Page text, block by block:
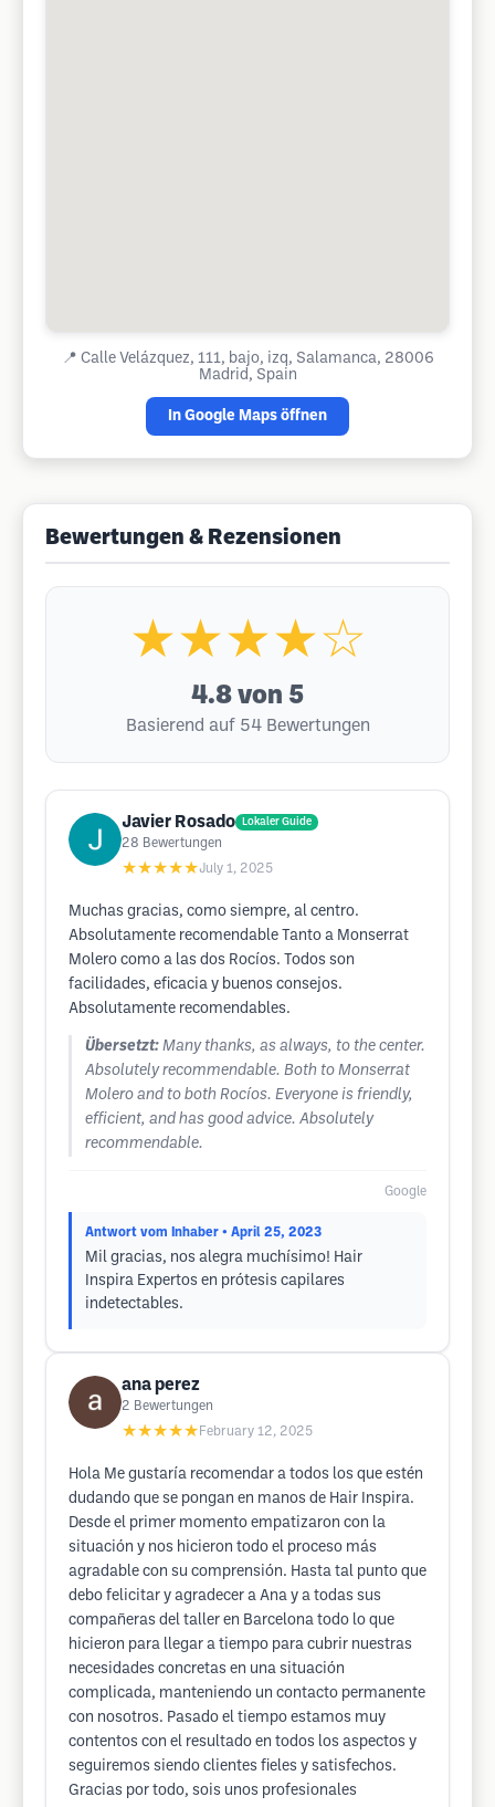
📍 Calle Velázquez, 111, bajo, izq, Salamanca, 28006
Madrid, Spain
In Google Maps öffnen
Bewertungen & Rezensionen
★★★★☆
4.8 von 5
Basierend auf 54 Bewertungen
Javier Rosado Lokaler Guide
28 Bewertungen
★★★★★July 1, 2025
Muchas gracias, como siempre, al centro.
Absolutamente recomendable Tanto a Monserrat
Molero como a las dos Rocíos. Todos son
facilidades, eficacia y buenos consejos.
Absolutamente recomendables.
Übersetzt: Many thanks, as always, to the center.
Absolutely recommendable. Both to Monserrat
Molero and to both Rocíos. Everyone is friendly,
efficient, and has good advice. Absolutely
recommendable.
Google
Antwort vom Inhaber • April 25, 2023
Mil gracias, nos alegra muchísimo! Hair
Inspira Expertos en prótesis capilares
indetectables.
ana perez
2 Bewertungen
★★★★★ February 12, 2025
Hola Me gustaría recomendar a todos los que estén
dudando que se pongan en manos de Hair Inspira.
Desde el primer momento empatizaron con la
situación y nos hicieron todo el proceso más
agradable con su comprensión. Hasta tal punto que
debo felicitar y agradecer a Ana y a todas sus
compañeras del taller en Barcelona todo lo que
hicieron para llegar a tiempo para cubrir nuestras
necesidades concretas en una situación
complicada, manteniendo un contacto permanente
con nosotros. Pasado el tiempo estamos muy
contentos con el resultado en todos los aspectos y
seguiremos siendo clientes fieles y satisfechos.
Gracias por todo, sois unos profesionales